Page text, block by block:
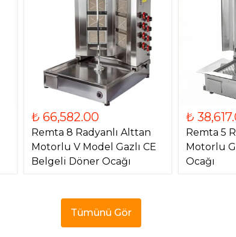
₺ 66,582.00
Remta 8 Radyanlı Alttan
Motorlu V Model Gazlı CE
Belgeli Döner Ocağı
₺
Remta 5
Motorlu
Ocağı
Tümünü Gör